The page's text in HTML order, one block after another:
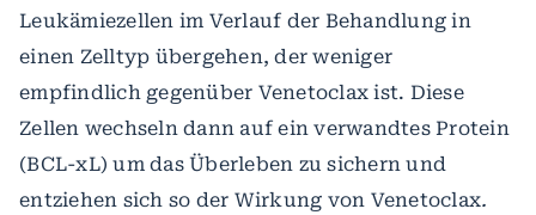
Leukämiezellen im Verlauf der Behandlung in
einen Zelltyp übergehen, der weniger
empfindlich gegenüber Venetoclax ist. Diese
Zellen wechseln dann auf ein verwandtes Protein
(BCL-xL) um das Überleben zu sichern und
entziehen sich so der Wirkung von Venetoclax.